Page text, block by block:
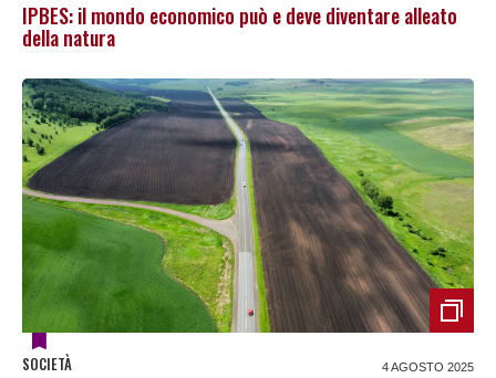
IPBES: il mondo economico può e deve diventare alleato
della natura
SOCIETÀ 4 AGOSTO 2025